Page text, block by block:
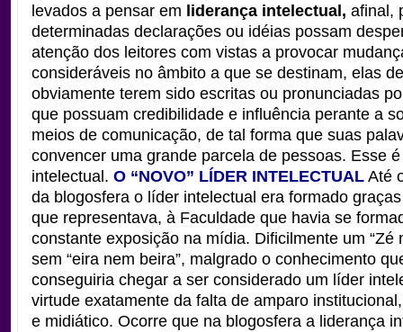
levados a pensar em liderança intelectual, afinal,
determinadas declarações ou idéias possam
atenção dos leitores com vistas a provocar
consideráveis no âmbito a que se destinam, elas
obviamente terem sido escritas ou pronunciadas
que possuam credibilidade e influência perante a
meios de comunicação, de tal forma que suas
convencer uma grande parcela de pessoas. Esse
intelectual. O “NOVO” LÍDER INTELECTUAL Até
da blogosfera o líder intelectual era formado
que representava, à Faculdade que havia se
constante exposição na mídia. Dificilmente um “Zé
sem “eira nem beira”, malgrado o conhecimento
conseguiria chegar a ser considerado um líder
virtude exatamente da falta de amparo
e midiático. Ocorre que na blogosfera a liderança